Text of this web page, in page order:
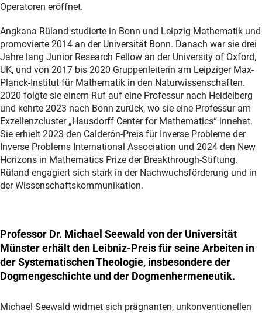
Operatoren eröffnet.
Angkana Rüland studierte in Bonn und Leipzig Mathematik und
promovierte 2014 an der Universität Bonn. Danach war sie drei
Jahre lang Junior Research Fellow an der University of Oxford,
UK, und von 2017 bis 2020 Gruppenleiterin am Leipziger Max-
Planck-Institut für Mathematik in den Naturwissenschaften.
2020 folgte sie einem Ruf auf eine Professur nach Heidelberg
und kehrte 2023 nach Bonn zurück, wo sie eine Professur am
Exzellenzcluster „Hausdorff Center for Mathematics“ innehat.
Sie erhielt 2023 den Calderón-Preis für Inverse Probleme der
Inverse Problems International Association und 2024 den New
Horizons in Mathematics Prize der Breakthrough-Stiftung.
Rüland engagiert sich stark in der Nachwuchsförderung und in
der Wissenschaftskommunikation.
Professor Dr. Michael Seewald von der Universität
Münster erhält den Leibniz-Preis für seine Arbeiten in
der Systematischen Theologie, insbesondere der
Dogmengeschichte und der Dogmenhermeneutik.
Michael Seewald widmet sich prägnanten, unkonventionellen